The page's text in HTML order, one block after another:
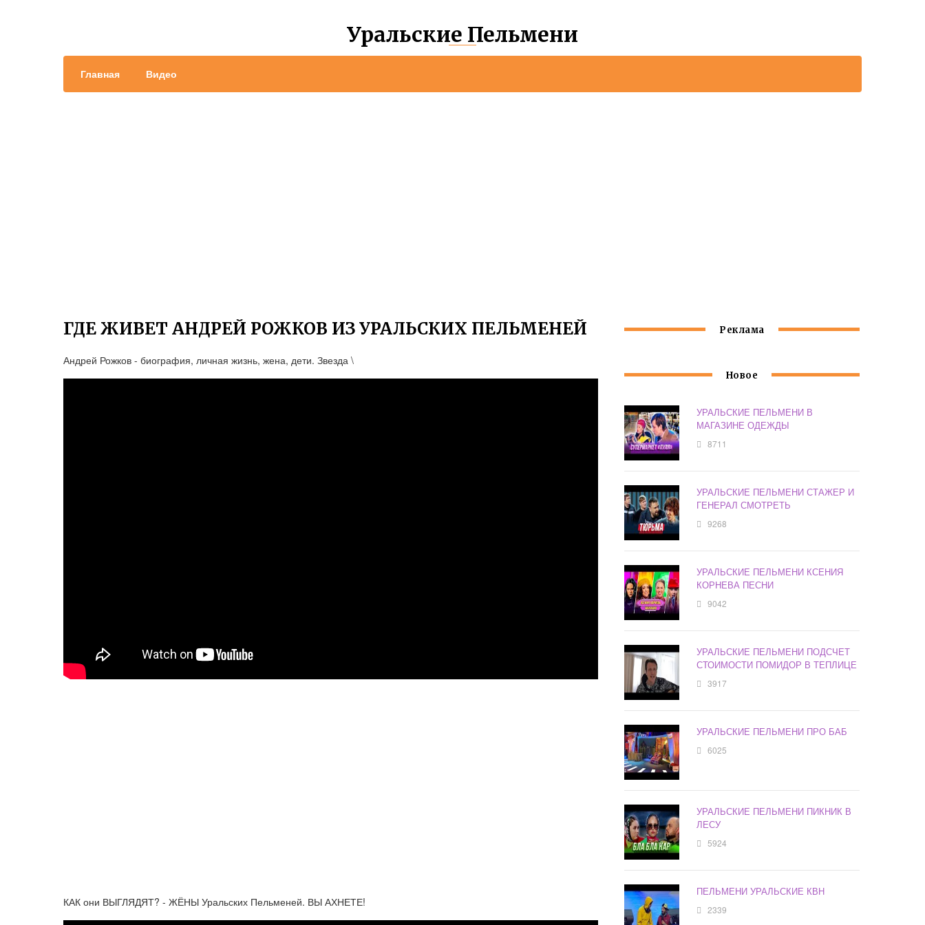
Уральские Пельмени
Главная Видео
ГДЕ ЖИВЕТ АНДРЕЙ РОЖКОВ ИЗ УРАЛЬСКИХ ПЕЛЬМЕНЕЙ
Андрей Рожков - биография, личная жизнь, жена, дети. Звезда \
КАК они ВЫГЛЯДЯТ? - ЖЁНЫ Уральских Пельменей. ВЫ АХНЕТЕ!
Реклама
Новое
УРАЛЬСКИЕ ПЕЛЬМЕНИ В
МАГАЗИНЕ ОДЕЖДЫ
8711
УРАЛЬСКИЕ ПЕЛЬМЕНИ СТАЖЕР И
ГЕНЕРАЛ СМОТРЕТЬ
9268
УРАЛЬСКИЕ ПЕЛЬМЕНИ КСЕНИЯ
КОРНЕВА ПЕСНИ
9042
УРАЛЬСКИЕ ПЕЛЬМЕНИ ПОДСЧЕТ
СТОИМОСТИ ПОМИДОР В ТЕПЛИЦЕ
3917
УРАЛЬСКИЕ ПЕЛЬМЕНИ ПРО БАБ
6025
УРАЛЬСКИЕ ПЕЛЬМЕНИ ПИКНИК В
ЛЕСУ
5924
ПЕЛЬМЕНИ УРАЛЬСКИЕ КВН
2339